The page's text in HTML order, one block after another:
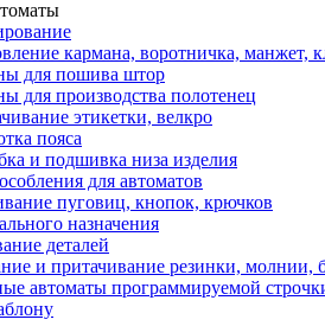
кармана, воротничка, манжет,
для пошива штор
для производства полотенец
этикетки, велкро
пояса
и подшивка низа изделия
для автоматов
пуговиц, кнопок, крючков
назначения
деталей
и притачивание резинки, молнии,
автоматы программируемой